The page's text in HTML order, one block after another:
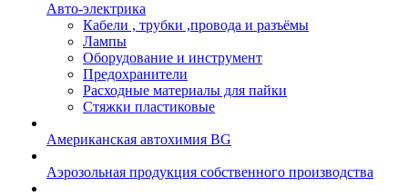
Авто-электрика
Кабели , трубки ,провода и разъёмы
Лампы
Оборудование и инструмент
Предохранители
Расходные материалы для пайки
Стяжки пластиковые
Американская автохимия BG
Аэрозольная продукция собственного производства